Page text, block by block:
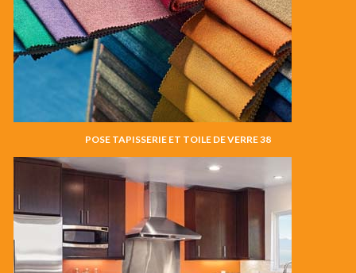
POSE TAPISSERIE ET TOILE DE VERRE 38